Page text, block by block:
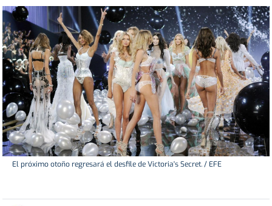
El próximo otoño regresará el desfile de Victoria's Secret. / EFE